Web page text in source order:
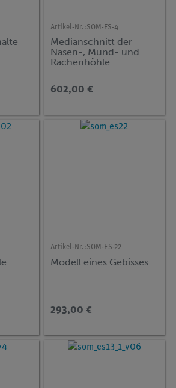
Artikel-Nr.:SOM-FS-4
Medianschnitt der
Nasen-, Mund- und
Rachenhöhle
602,00 €
Artikel-Nr.:SOM-ES-22
Modell eines Gebisses
293,00 €